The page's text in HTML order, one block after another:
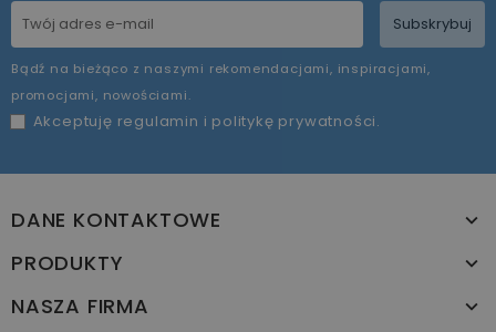
Subskrybuj
Bądź na bieżąco z naszymi rekomendacjami, inspiracjami,
promocjami, nowościami.
Akceptuję regulamin i politykę prywatności.
DANE KONTAKTOWE
PRODUKTY
NASZA FIRMA